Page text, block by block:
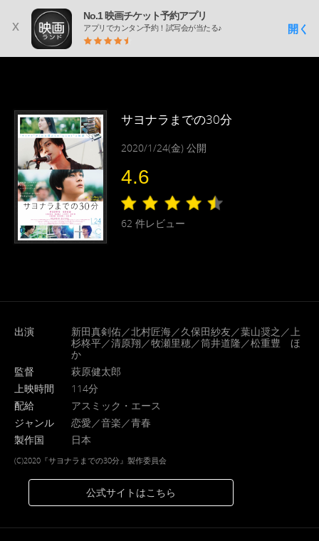
x
No.1 映画チケット予約アプリ
アプリでカンタン予約！試写会が当たる♪ 開く
サヨナラまでの30分
2020/1/24(金) 公開
4.6
62 件レビュー
出演
新田真剣佑／北村匠海／久保田紗友／葉山奨之／上
杉柊平／清原翔／牧瀬里穂／筒井道隆／松重豊 ほ
か
監督
萩原健太郎
上映時間
114分
配給
アスミック・エース
ジャンル
恋愛／音楽／青春
製作国
日本
(C)2020『サヨナラまでの30分』製作委員会
公式サイトはこちら